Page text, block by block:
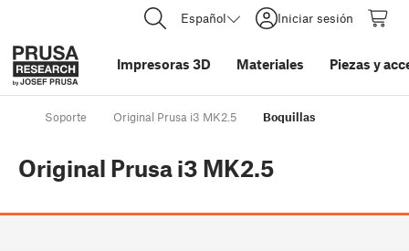
Español Iniciar sesión
Impresoras 3D Materiales Piezas y
Soporte Original Prusa i3 MK2.5 Boquillas
Original Prusa i3 MK2.5